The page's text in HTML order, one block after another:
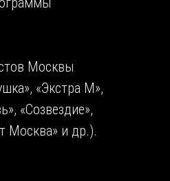
Москвы
«Экстра М»,
«Созвездие»,
Москва» и др.).